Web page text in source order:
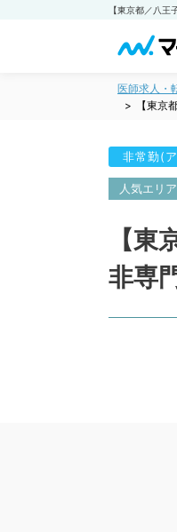
医師求人・
【東
非常勤(
人気エリア
【
非専